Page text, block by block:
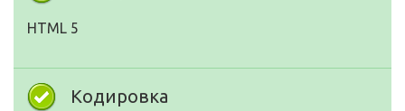
HTML 5
Кодировка